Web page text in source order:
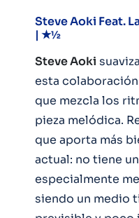
Steve Aoki Feat.
| ★½
Steve Aoki
esta
que mezcla los
pieza melódica.
que aporta más
actual: no tiene
especialmente
siendo un medio